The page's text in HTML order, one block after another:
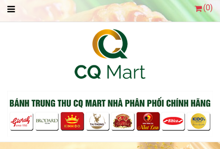
(0)